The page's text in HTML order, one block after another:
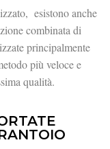
esistono anche
combinata di
principalmente
più veloce e
qualità.